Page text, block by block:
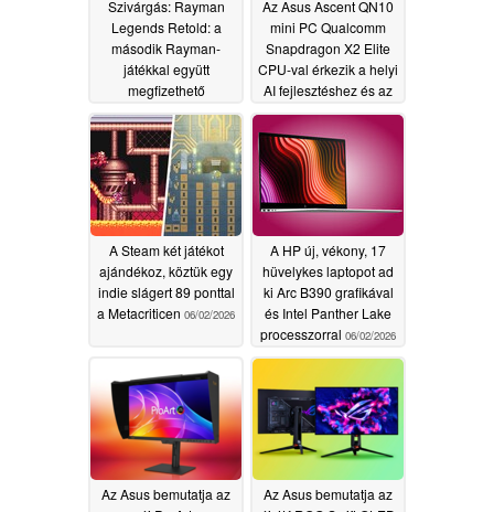
Szivárgás: Rayman
Legends Retold: a
második Rayman-
játékkal együtt
megfizethető
csomagban jelenik
meg06/02/2026
Az Asus Ascent QN10
mini PC Qualcomm
Snapdragon X2 Elite
CPU-val érkezik a helyi
AI fejlesztéshez és az
OpenClaw-hoz
06/02/2026
A Steam két játékot
ajándékoz, köztük egy
indie slágert 89 ponttal
a Metacriticen 06/02/2026
A HP új, vékony, 17
hüvelykes laptopot ad
ki Arc B390 grafikával
és Intel Panther Lake
processzorral 06/02/2026
Az Asus bemutatja az
Az Asus bemutatja az